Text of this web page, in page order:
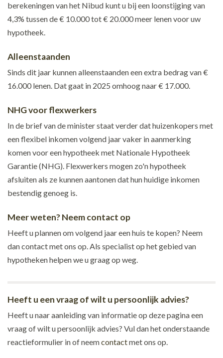
berekeningen van het Nibud kunt u bij een loonstijging van
4,3% tussen de € 10.000 tot € 20.000 meer lenen voor uw
hypotheek.
Alleenstaanden
Sinds dit jaar kunnen alleenstaanden een extra bedrag van €
16.000 lenen. Dat gaat in 2025 omhoog naar € 17.000.
NHG voor flexwerkers
In de brief van de minister staat verder dat huizenkopers met
een flexibel inkomen volgend jaar vaker in aanmerking
komen voor een hypotheek met Nationale Hypotheek
Garantie (NHG). Flexwerkers mogen zo'n hypotheek
afsluiten als ze kunnen aantonen dat hun huidige inkomen
bestendig genoeg is.
Meer weten? Neem contact op
Heeft u plannen om volgend jaar een huis te kopen? Neem
dan contact met ons op. Als specialist op het gebied van
hypotheken helpen we u graag op weg.
Heeft u een vraag of wilt u persoonlijk advies?
Heeft u naar aanleiding van informatie op deze pagina een
vraag of wilt u persoonlijk advies? Vul dan het onderstaande
reactieformulier in of neemcontactmet ons op.